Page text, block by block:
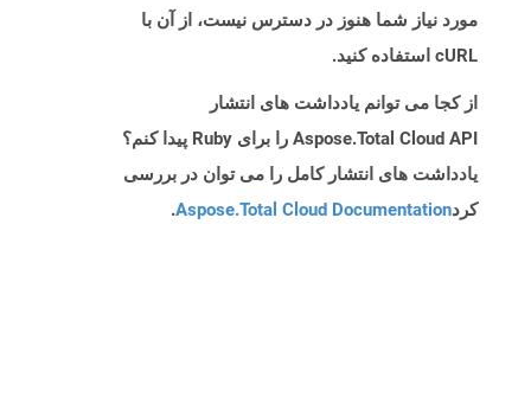
مورد نیاز شما هنوز در دسترس نیست، از آن با
cURL استفاده کنید.
از کجا می توانم یادداشت های انتشار
Aspose.Total Cloud API را برای Ruby پیدا کنم؟
یادداشت های انتشار کامل را می توان در بررسی
کردAspose.Total Cloud Documentation
.